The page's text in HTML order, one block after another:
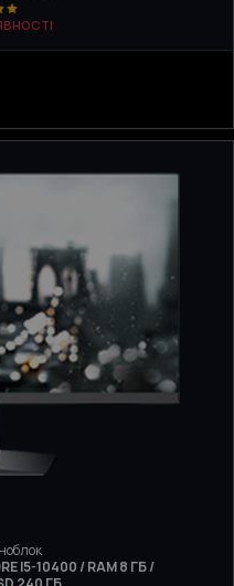
I5-10400 / RAM 8 ГБ /